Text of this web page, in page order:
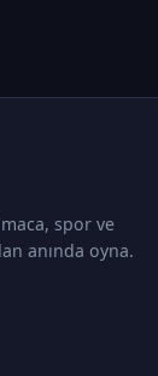
spor ve
anında oyna.